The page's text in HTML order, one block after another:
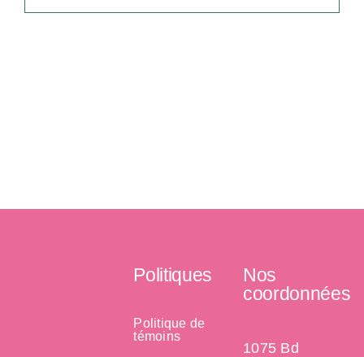
Politiques
Politique de
témoins
Nos
coordonnées
1075 Bd